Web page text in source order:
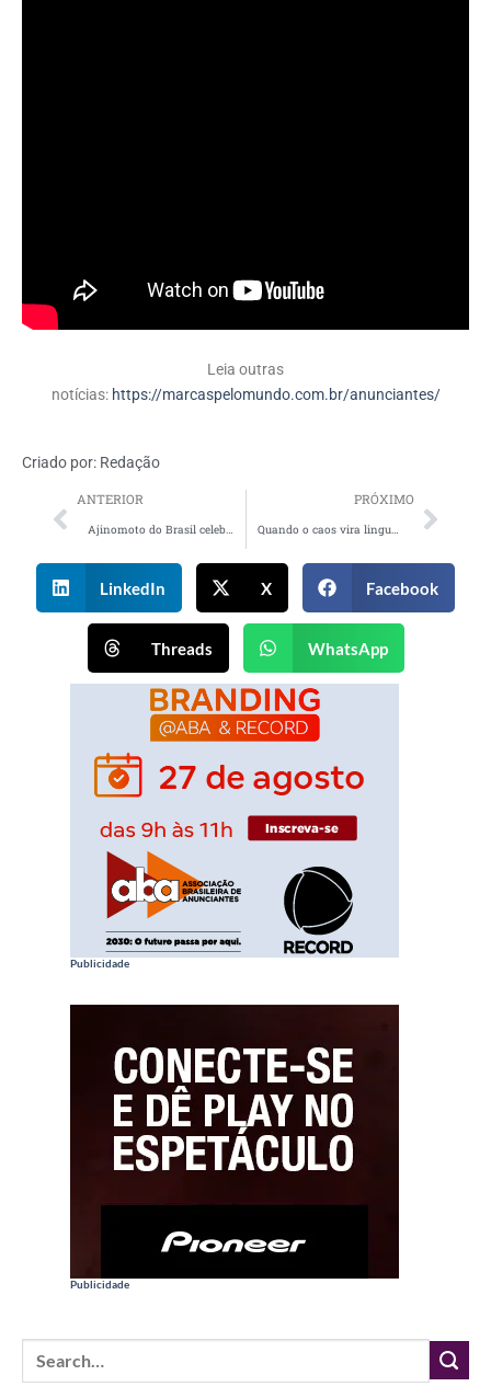
Leia outras
notícias: https://marcaspelomundo.com.br/anunciantes/
Criado por: Redação
ANTERIOR
Ajinomoto do Brasil celebra 70 anos com promoção que une brindes colecionáveis e prêmio milionário
PRÓXIMO
Quando o caos vira linguagem: o novo humor das redes
LinkedIn X Facebook
Threads WhatsApp
Publicidade
Publicidade